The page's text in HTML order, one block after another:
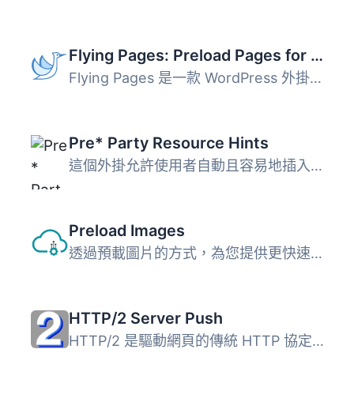
Flying Pages: Preload Pages for Faster Navigation & Improved User Experience
Flying Pages 是一款 WordPress 外掛，可以在使用者點擊頁面...
Pre* Party Resource Hints
這個外掛允許使用者自動且容易地插入資源提示來改善頁面載入...
Preload Images
透過預載圖片的方式，為您提供更快速的網頁載入體驗。Preload...
HTTP/2 Server Push
HTTP/2 是驅動網頁的傳統 HTTP 協定的新一代。其最強大的功能...